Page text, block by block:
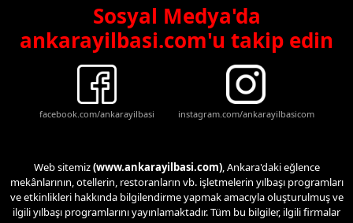
Sosyal Medya'da
ankarayilbasi.com'u takip edin
facebook.com/ankarayilbasi instagram.com/ankarayilbasicom
Web sitemiz(www.ankarayilbasi.com), Ankara'daki eğlence
mekânlarının, otellerin, restoranların vb. işletmelerin yılbaşı programları
ve etkinlikleri hakkında bilgilendirme yapmak amacıyla oluşturulmuş ve
ilgili yılbaşı programlarını yayınlamaktadır. Tüm bu bilgiler, ilgili firmalar